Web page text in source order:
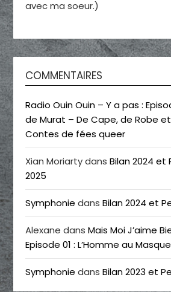
avec ma soeur.)
COMMENTAIRES
Radio Ouin Ouin – Y a pas :
de Murat – De Cape, de Robe
Contes de fées queer
Xian MoriartydansBilan 2024 et
2025
Symphonie dansBilan 2024 et
Alexane dansMais Moi J’aime
Episode 01 : L’Homme au
Symphonie dansBilan 2023 et